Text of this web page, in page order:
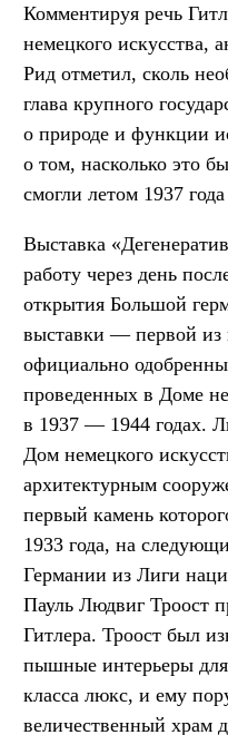
Комментируя речь
немецкого искусства,
Рид отметил, сколь
глава крупного
о природе и функции
о том, насколько это
смогли летом 1937
Выставка
работу через день
открытия Большой
выставки — первой из
официально
проведенных в Доме
в 1937 — 1944 годах.
Дом немецкого
архитектурным
первый камень
1933 года, на
Германии из Лиги
Пауль Людвиг Троост
Гитлера. Троост был
пышные интерьеры для
класса люкс, и ему
величественный храм